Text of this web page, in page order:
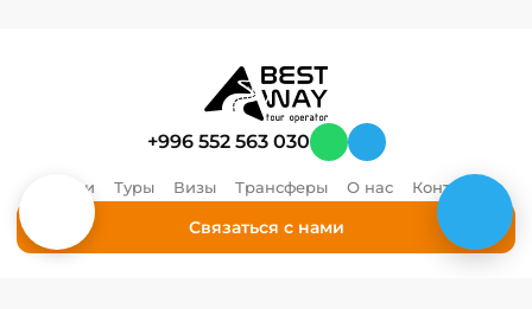
+996 552 563 030
Отели Туры Визы Трансферы О нас Контакты
Связаться с нами